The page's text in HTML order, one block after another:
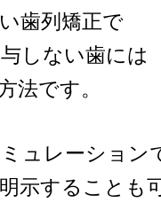
歯列矯正で
しない歯には
法です。
ュレーション
示することも